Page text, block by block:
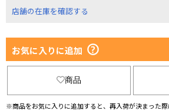
店舗の在庫を確認する
お気に入りに追加
商品
※商品をお気に入りに追加すると、再入荷が決まった際